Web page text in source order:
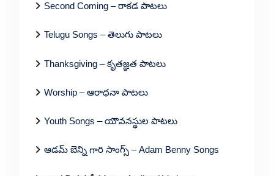
Second Coming – రాకడ పాటలు
Telugu Songs – తెలుగు పాటలు
Thanksgiving – కృతజ్ఞత పాటలు
Worship – ఆరాధనా పాటలు
Youth Songs – యౌవనస్థుల పాటలు
ఆడమ్ బెన్ని గారి సాంగ్స్ – Adam Benny Songs